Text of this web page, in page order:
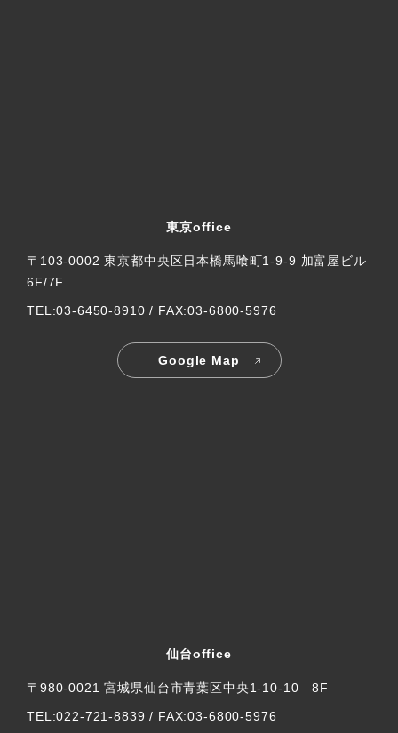
東京office
〒103-0002 東京都中央区日本橋馬喰町1-9-9 加富屋ビル
6F/7F
TEL:03-6450-8910 / FAX:03-6800-5976
Google Map
仙台office
〒980-0021 宮城県仙台市青葉区中央1-10-10 8F
TEL:022-721-8839 / FAX:03-6800-5976